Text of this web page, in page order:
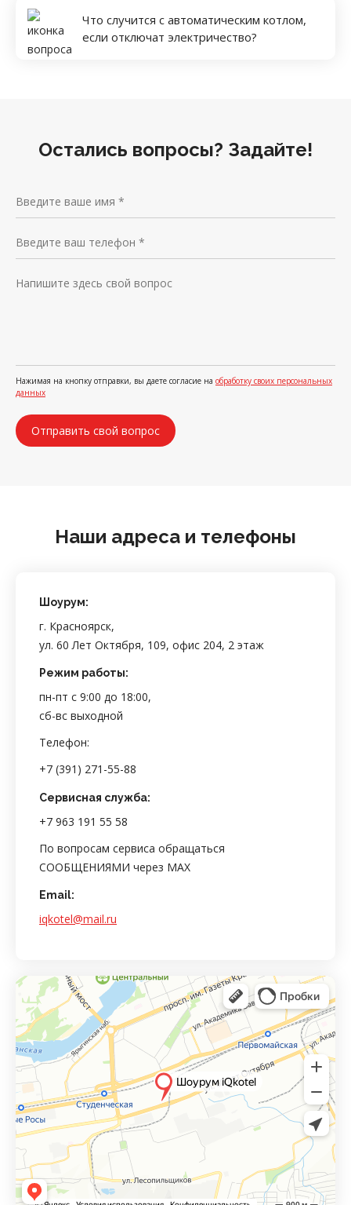
Что случится с автоматическим котлом,
если отключат электричество?
Остались вопросы? Задайте!
Нажимая на кнопку отправки, вы даете согласие на обработку своих персональных
данных
Наши адреса и телефоны
Шоурум:
г. Красноярск,
ул. 60 Лет Октября, 109, офис 204, 2 этаж
Режим работы:
пн-пт с 9:00 до 18:00,
сб-вс выходной
Телефон:
+7 (391) 271-55-88
Сервисная служба:
+7 963 191 55 58
По вопросам сервиса обращаться
СООБЩЕНИЯМИ через MAX
Email:
iqkotel@mail.ru